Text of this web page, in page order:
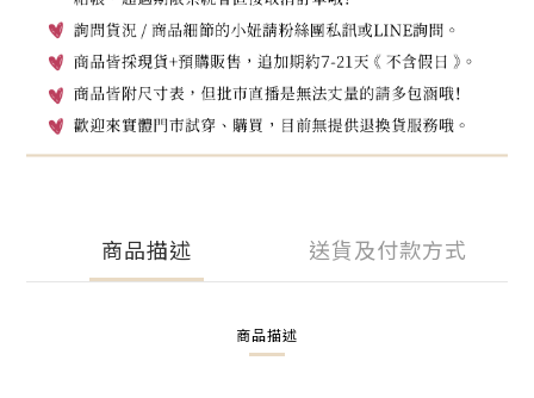
商品描述 送貨及付款方式
商品描述